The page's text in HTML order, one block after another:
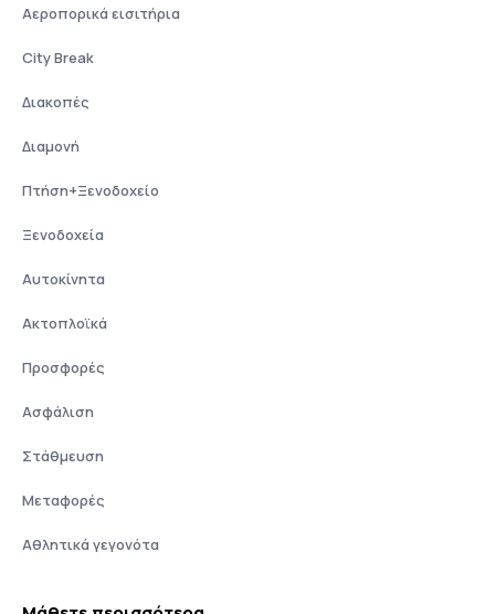
Αεροπορικά εισιτήρια
City Break
Διακοπές
Διαμονή
Πτήση+Ξενοδοχείο
Ξενοδοχεία
Αυτοκίνητα
Ακτοπλοϊκά
Προσφορές
Ασφάλιση
Στάθμευση
Μεταφορές
Αθλητικά γεγονότα